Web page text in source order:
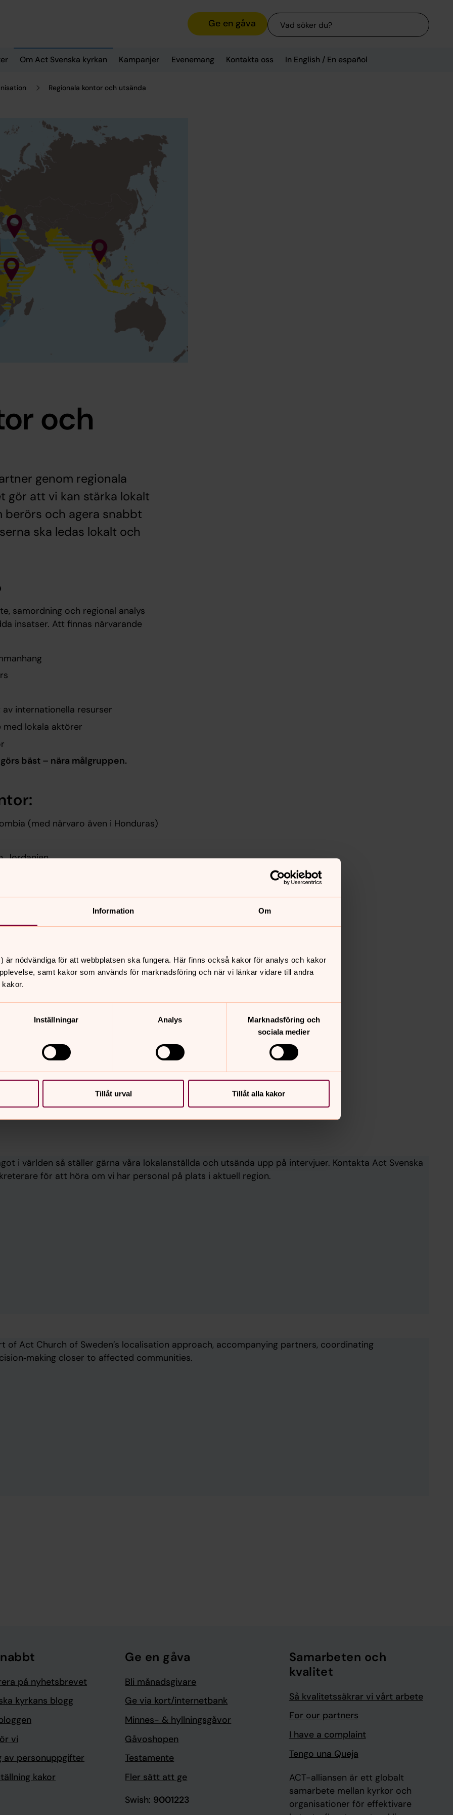
Information Om
är nödvändiga för att webbplatsen ska fungera. Här finns också kakor för analys och kakor
samt kakor som används för marknadsföring och när vi länkar vidare till andra
Inställningar Analys
Marknadsföring och
sociala medier
Tillåt urval Tillåt alla kakor
Ge en gåva
Sök
Om Act Svenska kyrkan Kampanjer Evenemang Kontakta oss In English / En español
Regionala kontor och utsända
och
genom regionala
gör att vi kan stärka lokalt
berörs och agera snabbt
ska ledas lokalt och
samordning och regional analys
insatser. Att finnas närvarande
internationella resurser
med lokala aktörer
bäst – nära målgruppen.
(med närvaro även i Honduras)
Jordanien
tiotal utsända medarbetare från
stärker vårt arbete och
tillsammans med lokalanställda
arbete
uppföljning, analys och regional
behövs
i världen så ställer gärna våra lokalanställda och utsända upp på intervjuer. Kontakta Act Svenska
för att höra om vi har personal på plats i aktuell region.
of Act Church of Sweden’s localisation approach, accompanying partners, coordinating
closer to affected communities.
på nyhetsbrevet
kyrkans blogg
vi
av personuppgifter
kakor
Ge en gåva
Bli månadsgivare
Ge via kort/internetbank
Minnes- & hyllningsgåvor
Gåvoshopen
Testamente
Fler sätt att ge
Swish: 9001223
Samarbeten och
kvalitet
Så kvalitetssäkrar vi vårt arbete
For our partners
I have a complaint
Tengo una Queja
ACT-alliansen är ett globalt
samarbete mellan kyrkor och
organisationer för effektivare